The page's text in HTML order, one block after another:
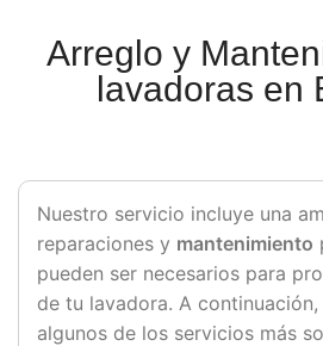
Arreglo y
lavadoras en
Nuestro servicio incluye una
reparaciones y mantenimiento
pueden ser necesarios para
de tu lavadora. A
algunos de los servicios más